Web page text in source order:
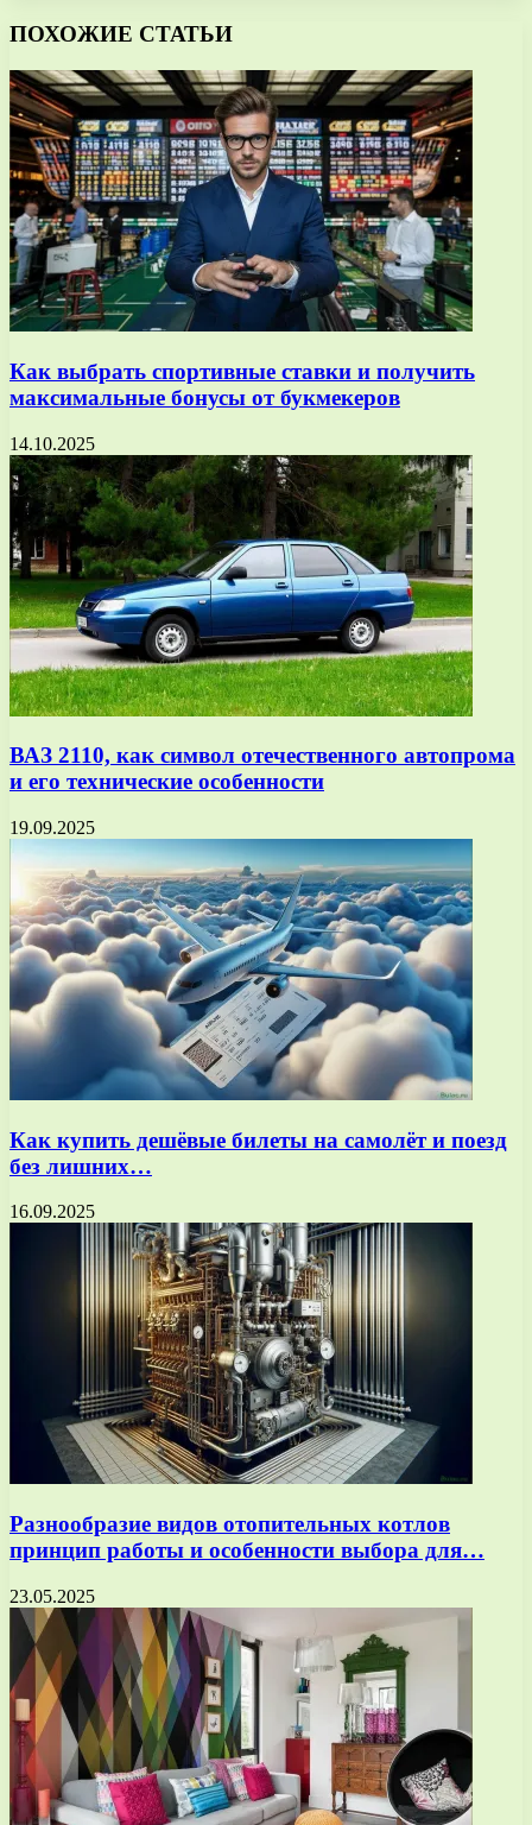
ПОХОЖИЕ СТАТЬИ
Как выбрать спортивные ставки и получить
максимальные бонусы от букмекеров
14.10.2025
ВАЗ 2110, как символ отечественного автопрома
и его технические особенности
19.09.2025
Как купить дешёвые билеты на самолёт и поезд
без лишних…
16.09.2025
Разнообразие видов отопительных котлов
принцип работы и особенности выбора для…
23.05.2025